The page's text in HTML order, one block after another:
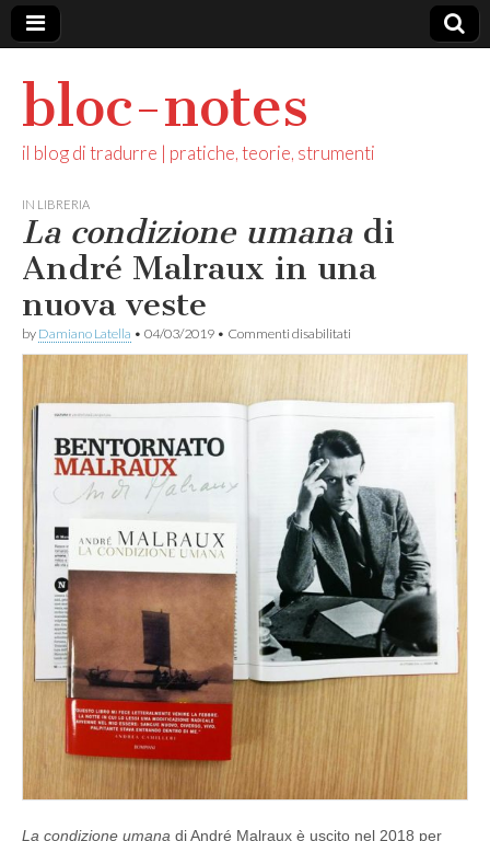
bloc-notes
il blog di tradurre | pratiche, teorie, strumenti
IN LIBRERIA
La condizione umanadi
André Malraux in una
nuova veste
by Damiano Latella • 04/03/2019 • Commenti disabilitati
L
o
n
d
i
z
i
o
n
e
u
m
a
a
di
André
Malraux
veste
La condizione umana di André Malraux è uscito nel 2018 per